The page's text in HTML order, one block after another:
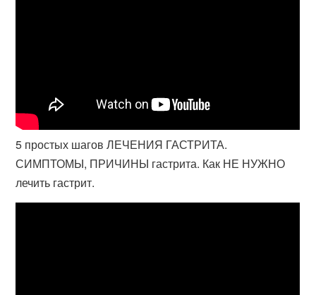
5 простых шагов ЛЕЧЕНИЯ ГАСТРИТА.
СИМПТОМЫ, ПРИЧИНЫ гастрита. Как НЕ НУЖНО
лечить гастрит.